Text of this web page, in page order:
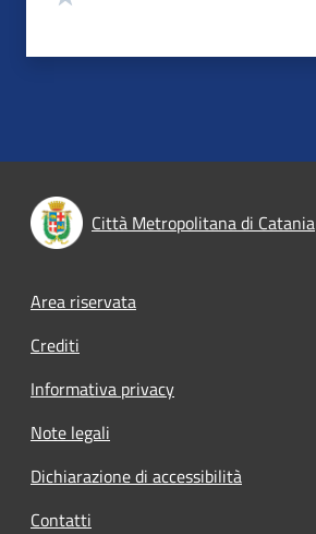
Città Metropolitana di Catania
Footer menu
Area riservata
Crediti
Informativa privacy
Note legali
Dichiarazione di accessibilità
Contatti